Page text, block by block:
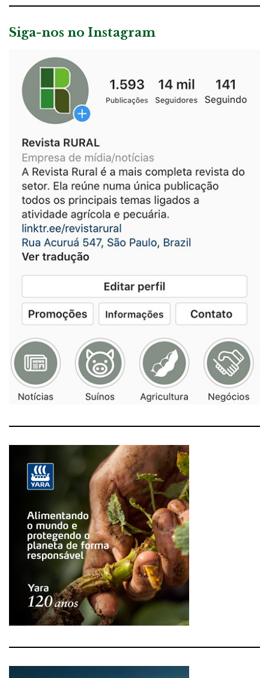
Siga-nos no Instagram